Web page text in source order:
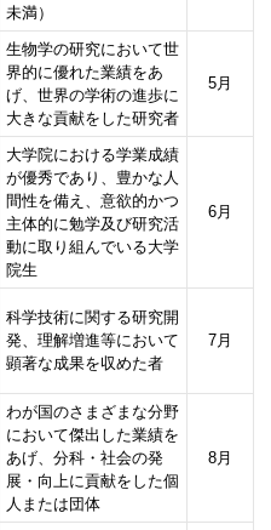
未満）
生物学の研究において世
界的に優れた業績をあ
げ、世界の学術の進歩に
大きな貢献をした研究者
5月
大学院における学業成績
が優秀であり、豊かな人
間性を備え、意欲的かつ
主体的に勉学及び研究活
動に取り組んでいる大学
院生
6月
科学技術に関する研究開
発、理解増進等において
顕著な成果を収めた者
7月
わが国のさまざまな分野
において傑出した業績を
あげ、分科・社会の発
展・向上に貢献をした個
人または団体
8月